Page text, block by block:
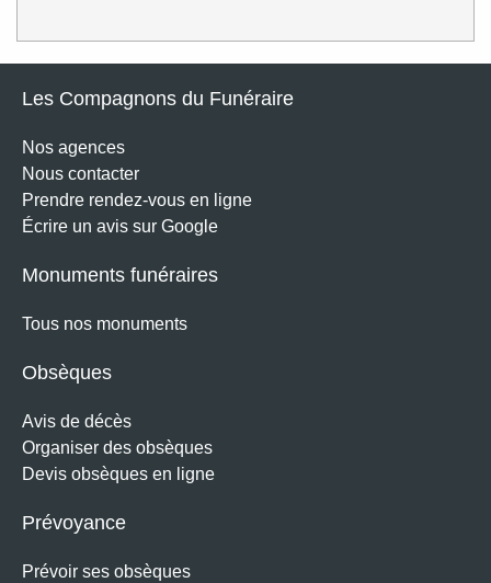
Les Compagnons du Funéraire
Nos agences
Nous contacter
Prendre rendez-vous en ligne
Écrire un avis sur Google
Monuments funéraires
Tous nos monuments
Obsèques
Avis de décès
Organiser des obsèques
Devis obsèques en ligne
Prévoyance
Prévoir ses obsèques